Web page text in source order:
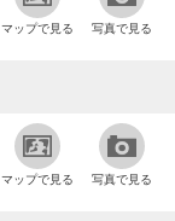
マップで見る 写真で見る
マップで見る 写真で見る